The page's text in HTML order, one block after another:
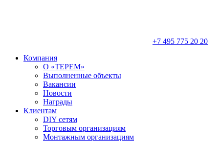
+7 495 775 20 20
Компания
О «ТЕРЕМ»
Выполненные объекты
Вакансии
Новости
Награды
Клиентам
DIY сетям
Торговым организациям
Монтажным организациям